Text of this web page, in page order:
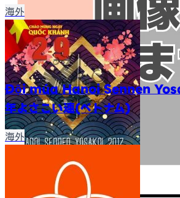
海外
Đội múa Hanoi Sennen
年よさこい連(ベトナム)
海外